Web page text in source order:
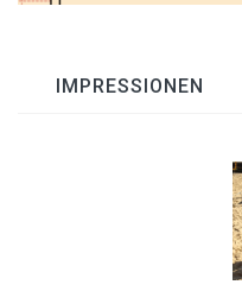
IMPRESSIONEN